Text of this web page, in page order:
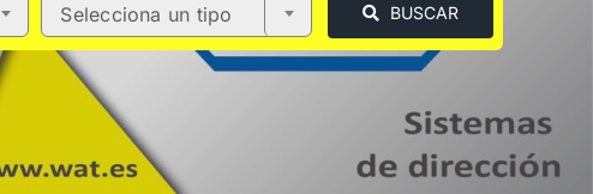
Selecciona un tipo BUSCAR